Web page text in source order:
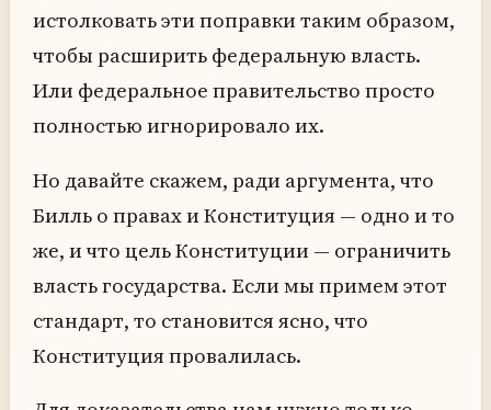
истолковать эти поправки таким образом,
чтобы расширить федеральную власть.
Или федеральное правительство просто
полностью игнорировало их.
Но давайте скажем, ради аргумента, что
Билль о правах и Конституция — одно и то
же, и что цель Конституции — ограничить
власть государства. Если мы примем этот
стандарт, то становится ясно, что
Конституция провалилась.